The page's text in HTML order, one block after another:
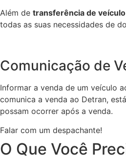
Além de transferência de
todas as suas necessidades de
Comunicação de
Informar a venda de um veículo
comunica a venda ao Detran,
possam ocorrer após a venda.
Falar com um despachante!
O Que Você